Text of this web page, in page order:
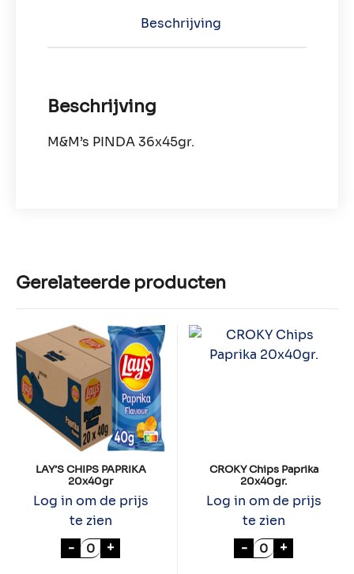
Beschrijving
Beschrijving
M&M’s PINDA 36x45gr.
Gerelateerde producten
LAY’S CHIPS PAPRIKA
20x40gr
Log in om de prijs
te zien
- LAY'S CHIPS PAPRIKA 20x40gr aantal
+
CROKY Chips Paprika
20x40gr.
Log in om de prijs
te zien
- CROKY Chips
+